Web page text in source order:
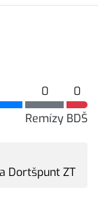
0
Remízy
0
BDŠ
Dortšpunt ZT